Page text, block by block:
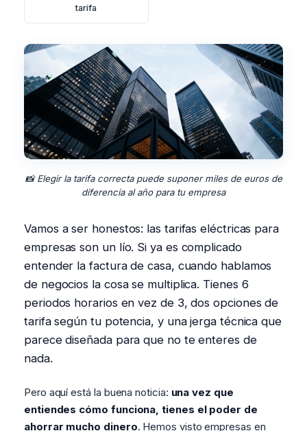
tarifa
📸 Elegir la tarifa correcta puede suponer miles de euros de
diferencia al año para tu empresa
Vamos a ser honestos: las tarifas eléctricas para
empresas son un lío. Si ya es complicado
entender la factura de casa, cuando hablamos
de negocios la cosa se multiplica. Tienes 6
periodos horarios en vez de 3, dos opciones de
tarifa según tu potencia, y una jerga técnica que
parece diseñada para que no te enteres de
nada.
Pero aquí está la buena noticia: una vez que
entiendes cómo funciona, tienes el poder de
ahorrar mucho dinero. Hemos visto empresas en